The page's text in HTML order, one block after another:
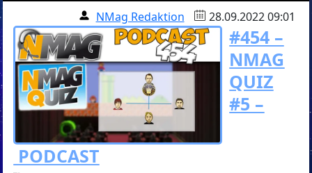
NMag Redaktion 28.09.2022 09:01
#454 –
NMAG
QUIZ
#5 –
PODCAST